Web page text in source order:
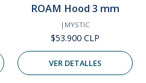
Agotado
ROAM Hood 3 mm
| MYSTIC
$53.900 CLP
VER DETALLES